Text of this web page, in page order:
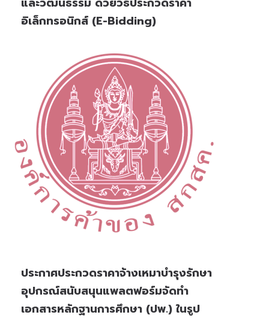
อิเล็กทรอนิกส์ (e-Bidding)
ประกาศประกวดราคาจ้างเหมาบำรุงรักษา
อุปกรณ์สนับสนุนแพลตฟอร์มจัดทำ
เอกสารหลักฐานการศึกษา (ปพ.) ในรูป